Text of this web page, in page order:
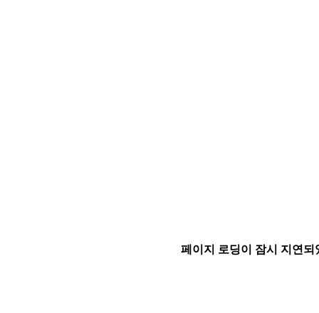
페이지 로딩이 잠시 지연